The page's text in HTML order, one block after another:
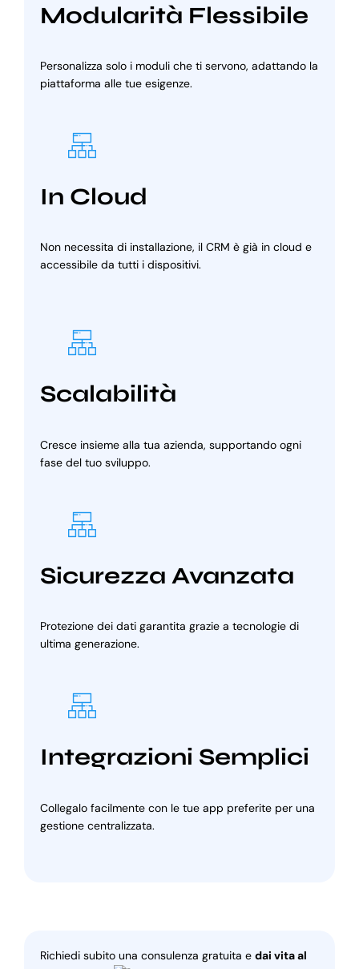
Modularità Flessibile
Personalizza solo i moduli che ti servono, adattando la
piattaforma alle tue esigenze.
In Cloud
Non necessita di installazione, il CRM è già in cloud e
accessibile da tutti i dispositivi.
Scalabilità
Cresce insieme alla tua azienda, supportando ogni
fase del tuo sviluppo.
Sicurezza Avanzata
Protezione dei dati garantita grazie a tecnologie di
ultima generazione.
Integrazioni Semplici
Collegalo facilmente con le tue app preferite per una
gestione centralizzata.
Richiedi subito una consulenza gratuita e dai vita al